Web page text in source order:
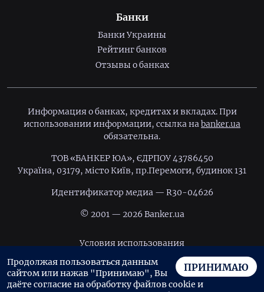
Банки
Банки Украины
Рейтинг банков
Отзывы о банках
Информация о банках, кредитах и вкладах. При
использовании информации, ссылка на banker.ua
обязательна.
ТОВ «БАНКЕР ЮА», ЄДРПОУ 43786450
Україна, 03179, місто Київ, пр.Перемоги, будинок 131
Идентификатор медиа — R30-04626
© 2001 — 2026 Banker.ua
Условия использования
Политика конфиденциальности
Пользовательское соглашение
ПРИНИМАЮ
Продолжая пользоваться данным
сайтом или нажав "Принимаю", Вы
даёте согласие на обработку файлов cookie и